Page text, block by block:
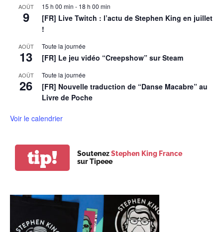
AOÛT
9
15 h 00 min - 18 h 00 min
[FR] Live Twitch : l’actu de Stephen King en juillet
!
AOÛT
13
Toute la journée
[FR] Le jeu vidéo “Creepshow” sur Steam
AOÛT
26
Toute la journée
[FR] Nouvelle traduction de “Danse Macabre” au
Livre de Poche
Voir le calendrier
tip! SoutenezStephen King France
sur Tipeee